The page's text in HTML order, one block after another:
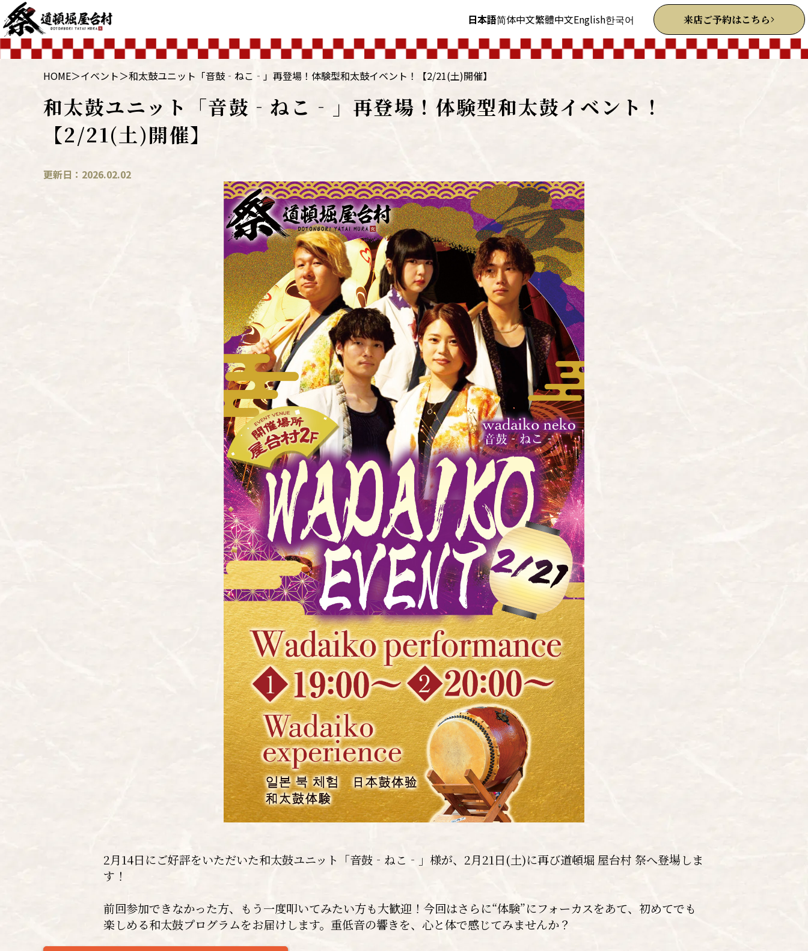
日本語简体中文繁體中文English한국어 来店ご予約はこちら
HOME＞イベント＞和太鼓ユニット「音鼓‐ねこ‐」再登場！体験型和太鼓イベント！【2/21(土)開催】
和太鼓ユニット「音鼓‐ねこ‐」再登場！体験型和太鼓イベント！
【2/21(土)開催】
更新日：2026.02.02
2月14日にご好評をいただいた和太鼓ユニット「音鼓‐ねこ‐」様が、2月21日(土)に再び道頓堀 屋台村 祭へ登場しま
す！
前回参加できなかった方、もう一度叩いてみたい方も大歓迎！今回はさらに“体験”にフォーカスをあて、初めてでも
楽しめる和太鼓プログラムをお届けします。重低音の響きを、心と体で感じてみませんか？